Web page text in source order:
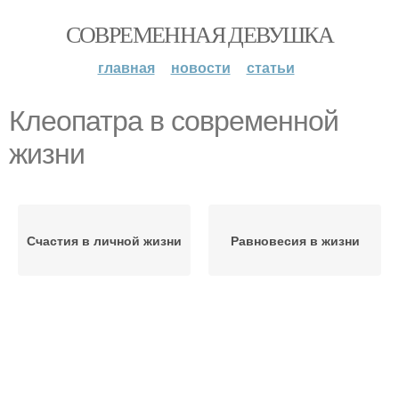
СОВРЕМЕННАЯ ДЕВУШКА
главная новости статьи
Клеопатра в современной
жизни
Счастия в личной жизни Равновесия в жизни